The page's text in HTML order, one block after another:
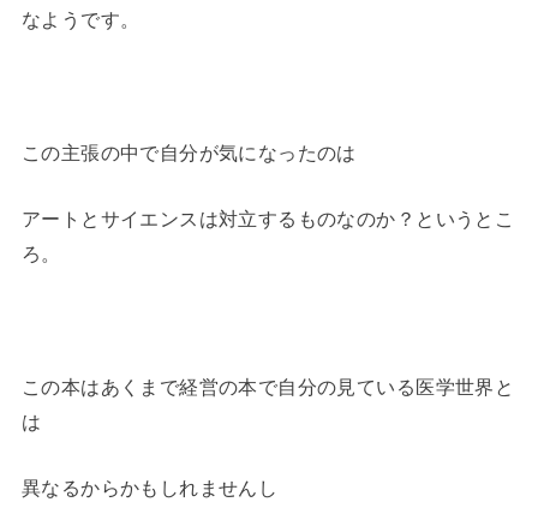
なようです。
この主張の中で自分が気になったのは
アートとサイエンスは対立するものなのか？というとこ
ろ。
この本はあくまで経営の本で自分の見ている医学世界と
は
異なるからかもしれませんし